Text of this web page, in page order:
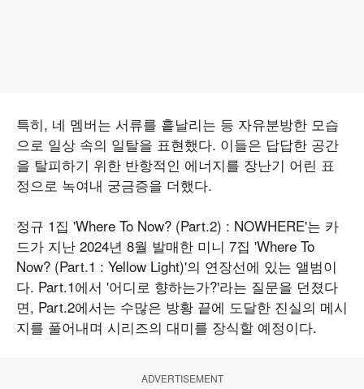
특히, 네 멤버는 서류를 흩날리는 등 자유분방한 모습
으로 일상 속의 일탈을 표현했다. 이들은 답답한 공간
을 탈피하기 위한 반항적인 에너지를 장난기 어린 표
정으로 녹여내 궁금증을 더했다.
정규 1집 'Where To Now? (Part.2) : NOWHERE'는 카
드가 지난 2024년 8월 발매한 미니 7집 'Where To
Now? (Part.1 : Yellow Light)'의 연장선에 있는 앨범이
다. Part.1에서 '어디로 향하는가?'라는 질문을 던졌다
면, Part.2에서는 수많은 방황 끝에 도달한 진실의 메시
지를 풀어내며 시리즈의 대미를 장식할 예정이다.
ADVERTISEMENT